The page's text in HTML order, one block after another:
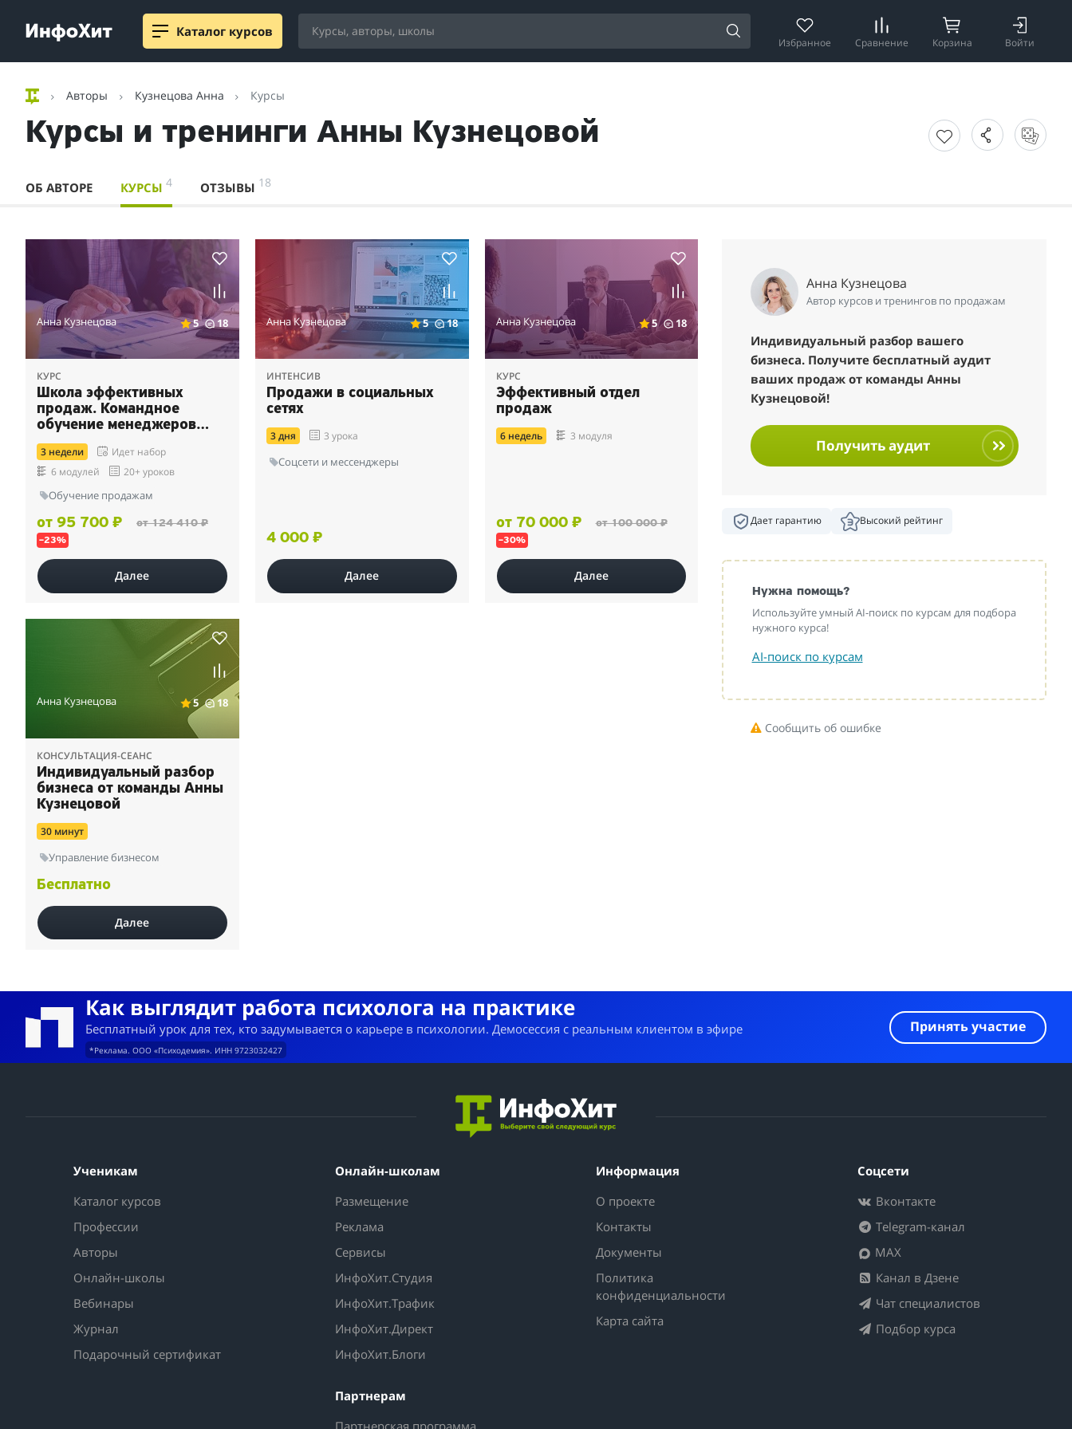
Каталог курсов
Избранное Сравнение Корзина Войти
Авторы Кузнецова Анна Курсы
Курсы и тренинги Анны Кузнецовой
ОБ АВТОРЕ КУРСЫ4 ОТЗЫВЫ 18
Анна Кузнецова 5 18
КУРС
Школа эффективных
продаж. Командное
обучение менеджеров
отдела продаж
3 недели
Идет набор
6 модулей
20+ уроков
Обучение продажам
от 95 700 ₽ от 124 410 ₽
–23%
Далее
Анна Кузнецова 5 18
ИНТЕНСИВ
Продажи в социальных
сетях
3 дня 3 урока
Соцсети и мессенджеры
4 000 ₽
Далее
Анна Кузнецова 5 18
КУРС
Эффективный отдел
продаж
6 недель 3 модуля
от 70 000 ₽ от 100 000 ₽
–30%
Далее
Анна Кузнецова 5 18
КОНСУЛЬТАЦИЯ-СЕАНС
Индивидуальный разбор
бизнеса от команды Анны
Кузнецовой
30 минут
Управление бизнесом
Бесплатно
Далее
Анна Кузнецова
Автор курсов и тренингов по продажам
Индивидуальный разбор вашего
бизнеса. Получите бесплатный аудит
ваших продаж от команды Анны
Кузнецовой!
Получить аудит
Дает гарантию Высокий рейтинг
Нужна помощь?
Используйте умный AI-поиск по курсам для подбора
нужного курса!
AI-поиск по курсам
Сообщить об ошибке
Как выглядит работа психолога на практике
Бесплатный урок для тех, кто задумывается о карьере в психологии. Демосессия с реальным клиентом в эфире
*Реклама. ООО «Психодемия». ИНН 9723032427
Принять участие
Ученикам
Каталог курсов
Профессии
Авторы
Онлайн-школы
Вебинары
Журнал
Подарочный сертификат
Онлайн-школам
Размещение
Реклама
Сервисы
ИнфоХит.Студия
ИнфоХит.Трафик
ИнфоХит.Директ
ИнфоХит.Блоги
Партнерам
Партнерская программа
Информация
О проекте
Контакты
Документы
Политика
конфиденциальности
Карта сайта
Соцсети
Вконтакте
Telegram-канал
MAX
Канал в Дзене
Чат специалистов
Подбор курса